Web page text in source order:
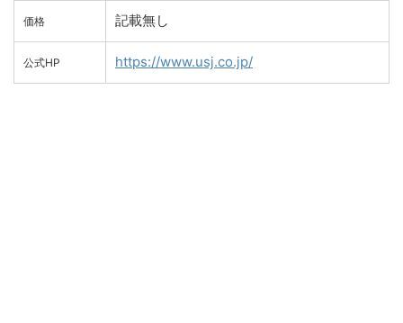
価格 記載無し
公式HP https://www.usj.co.jp/